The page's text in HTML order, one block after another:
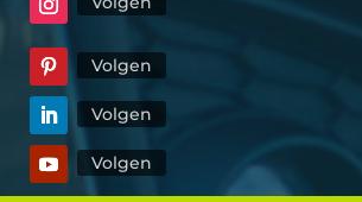
Volgen
Volgen
Volgen